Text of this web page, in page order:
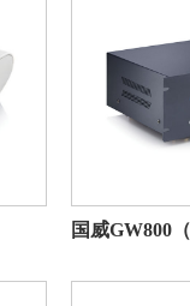
国威GW800